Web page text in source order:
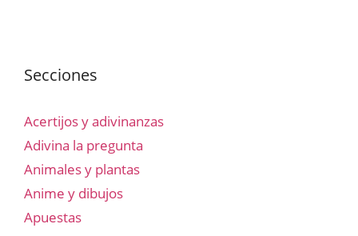
Secciones
Acertijos y adivinanzas
Adivina la pregunta
Animales y plantas
Anime y dibujos
Apuestas